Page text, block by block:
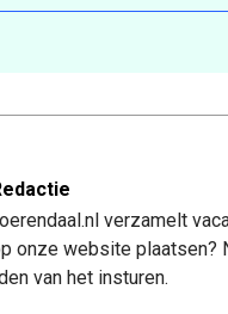
verzamelt
onze website plaatsen?
van het insturen.